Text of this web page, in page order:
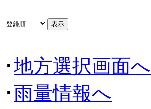
･地方選択画面へ
･雨量情報へ